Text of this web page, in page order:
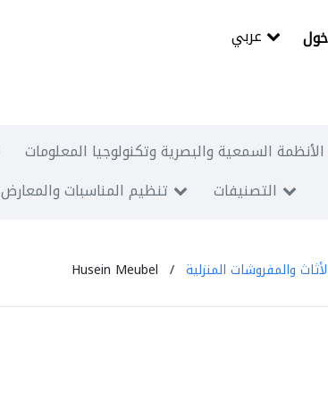
الأنظمة السمعية والبصرية وتكنولوجيا المعلومات
تنظيم المناسبات والمعارض التصنيفات
والمفروشات المنزلية Husein Meubel